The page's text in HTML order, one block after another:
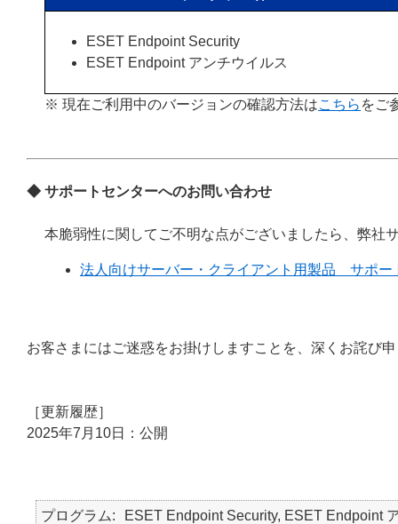
ESET Endpoint Security
ESET Endpoint アンチウイルス
※ 現在ご利用中のバージョンの確認方法はこちら をご
◆ サポートセンターへのお問い合わせ
本脆弱性に関してご不明な点がございましたら、弊社
法人向けサーバー・クライアント用製品 サポー
お客さまにはご迷惑をお掛けしますことを、深くお詫び
［更新履歴］
2025年7月10日：公開
プログラム ESET Endpoint Security, ESET Endpoint